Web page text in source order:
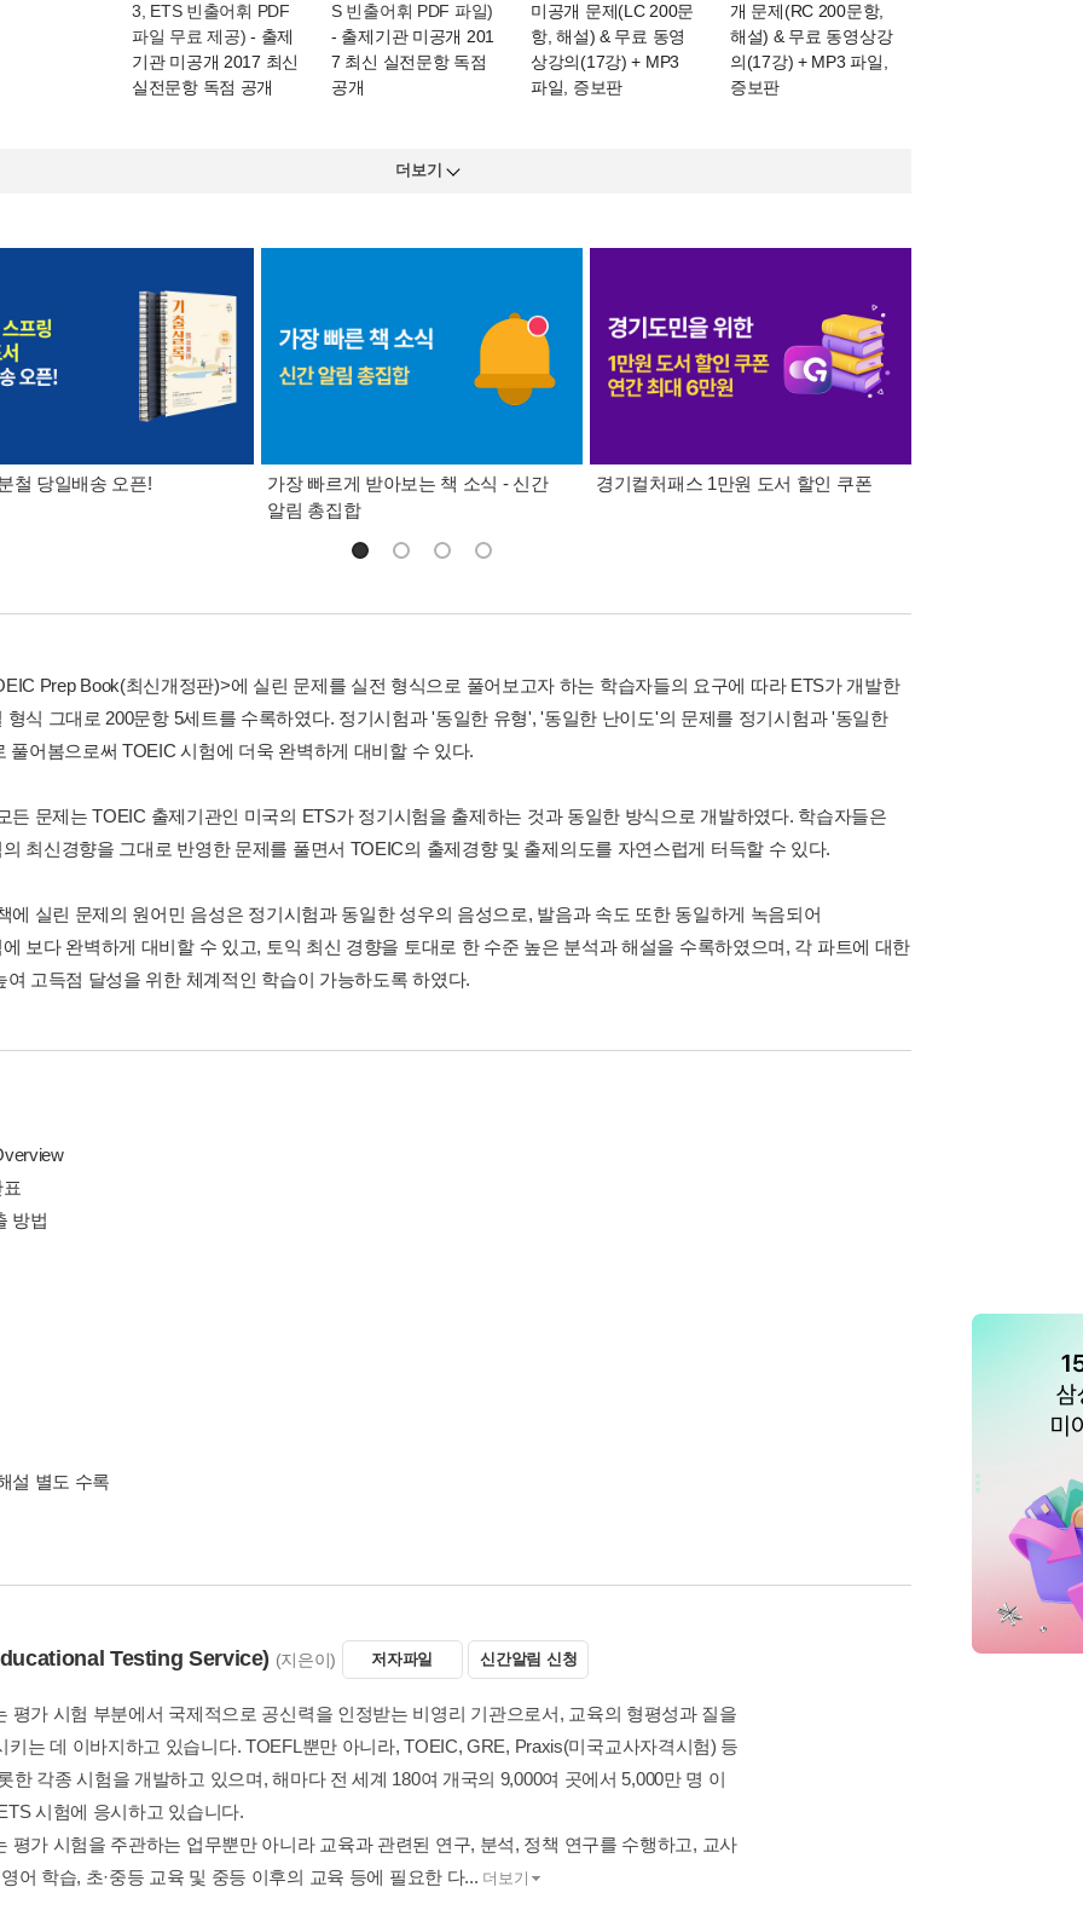
3, ETS 빈출어휘 PDF
파일 무료 제공) - 출제
기관 미공개 2017 최신
실전문항 독점 공개
S 빈출어휘 PDF 파일)
- 출제기관 미공개 201
7 최신 실전문항 독점
공개
미공개 문제(LC 200문
항, 해설) & 무료 동영
상강의(17강) + MP3
파일, 증보판
개 문제(RC 200문항,
해설) & 무료 동영상강
의(17강) + MP3 파일,
증보판
더보기
철 당일배송 오픈!
가장 빠르게 받아보는 책 소식 - 신간
알림 총집합
경기컬처패스 1만원 도서 할인 쿠폰
Prep Book(최신개정판)>에 실린 문제를 실전 형식으로 풀어보고자 하는 학습자들의 요구에 따라 ETS가 개발한
형식 그대로 200문항 5세트를 수록하였다. 정기시험과 '동일한 유형', '동일한 난이도'의 문제를 정기시험과 '동일한
풀어봄으로써 TOEIC 시험에 더욱 완벽하게 대비할 수 있다.
든 문제는 TOEIC 출제기관인 미국의 ETS가 정기시험을 출제하는 것과 동일한 방식으로 개발하였다. 학습자들은
최신경향을 그대로 반영한 문제를 풀면서 TOEIC의 출제경향 및 출제의도를 자연스럽게 터득할 수 있다.
에 실린 문제의 원어민 음성은 정기시험과 동일한 성우의 음성으로, 발음과 속도 또한 동일하게 녹음되어
보다 완벽하게 대비할 수 있고, 토익 최신 경향을 토대로 한 수준 높은 분석과 해설을 수록하였으며, 각 파트에 대한
여 고득점 달성을 위한 체계적인 학습이 가능하도록 하였다.
방법
설 별도 수록
Testing Service) (지은이) 저자파일 신간알림 신청
ETS는 평가 시험 부분에서 국제적으로 공신력을 인정받는 비영리 기관으로서, 교육의 형평성과 질을
향상시키는 데 이바지하고 있습니다. TOEFL뿐만 아니라, TOEIC, GRE, Praxis(미국교사자격시험) 등
을 비롯한 각종 시험을 개발하고 있으며, 해마다 전 세계 180여 개국의 9,000여 곳에서 5,000만 명 이
상이 ETS 시험에 응시하고 있습니다.
ETS는 평가 시험을 주관하는 업무뿐만 아니라 교육과 관련된 연구, 분석, 정책 연구를 수행하고, 교사
양성, 영어 학습, 초·중등 교육 및 중등 이후의 교육 등에 필요한 다...